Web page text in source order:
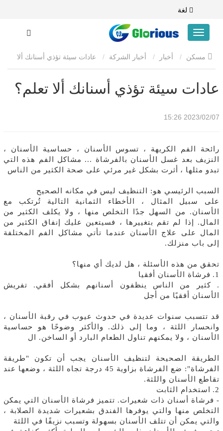
لغة
أخبار أخبار الشركة عادات سيئة تؤذي أسنانك ألا
تعلم؟
عادات سيئة تؤذي أسنانك ألا تعلم؟
2023/02/07 15:26
رائحة الفم الكريهة ، تسوس الأسنان ، حساسية الأسنان ،
النزيف بعد غسل الأسنان بالفرشاة ... مشاكل الفم هذه التي
تبدو مثلها ،
أثرت بشكل غير مرئي على صحة الكثير من الناس
السبب الرئيسي هو: التنظيف ليس في مكانه الصحيح
على سبيل المثال ، الأخطاء الثمانية التالية تُرتكب مع
الأسنان. من السهل جدًا التخلص منها ، ولا يكلف الكثير من
المال. إذا لم تقم بتغييرها ، فسيتعين عليك إنفاق الكثير من
المال على علاج الأسنان عندما تأتي مشاكل الفم المختلفة
إلى باب منزلك.
تحقق من هذه الأسئلة ، هل لديك أي منها؟
1.
فرشاة الأسنان أفقيا
. كثير من الناس ينظفون أسنانهم بشكل أفقي. تفريش
الأسنان أفقيًا من أجل
قد تتسبب سنوات عديدة في حدوث عيوب في رقبة الأسنان ،
وانحسار اللثة ، وما إلى ذلك. والأكثر وضوحًا هو حساسية
الأسنان ، ولا يمكنهم تناول الطعام البارد أو الساخن. ال
الطريقة الصحيحة لتنظيف الأسنان يجب أن تكون "طريقة
الفرشاة": ضع الفرشاة بزاوية 45 درجة تجاه اللثة ، وضعها عند
تقاطع الأسنان واللثة.
2.
استخدام الثابت
- فرشاة أسنان ذات شعيرات. تتميز فرشاة الأسنان التي يمكن
التخلص منها والتي يوفرها الفندق بشعيرات شديدة الصلابة ،
والتي يمكن أن تتلف الأسنان بسهولة وتسبب نزيفًا في اللثة